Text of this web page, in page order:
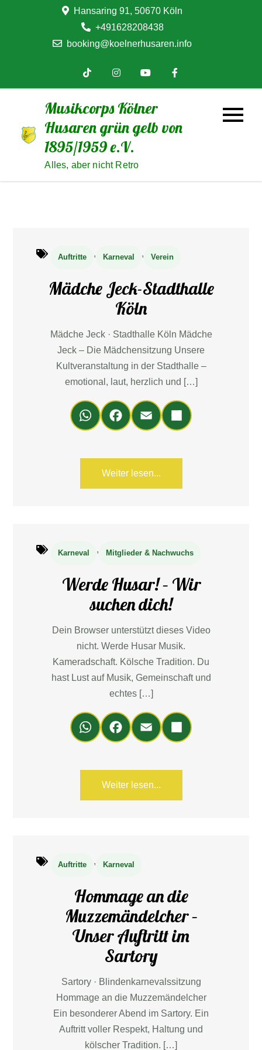
Hansaring 91, 50670 Köln
+491628208438
booking@koelnerhusaren.info
Musikcorps Kölner
Husaren grün gelb von
1895/1959 e.V.
Alles, aber nicht Retro
Auftritte , Karneval , Verein
Mädche Jeck-Stadthalle
Köln
Mädche Jeck · Stadthalle Köln Mädche
Jeck – Die Mädchensitzung Unsere
Kultveranstaltung in der Stadthalle –
emotional, laut, herzlich und […]
Wh
ats
Fa
ce
ok
Em
ail
Teil
en
Weiter lesen...
Karneval , Mitglieder & Nachwuchs
Werde Husar! – Wir
suchen dich!
Dein Browser unterstützt dieses Video
nicht. Werde Husar Musik.
Kameradschaft. Kölsche Tradition. Du
hast Lust auf Musik, Gemeinschaft und
echtes […]
Wh
ats
Fa
ce
ok
Em
ail
Teil
en
Weiter lesen...
Auftritte , Karneval
Hommage an die
Muzzemändelcher –
Unser Auftritt im
Sartory
Sartory · Blindenkarnevalssitzung
Hommage an die Muzzemändelcher
Ein besonderer Abend im Sartory. Ein
Auftritt voller Respekt, Haltung und
kölscher Tradition. […]